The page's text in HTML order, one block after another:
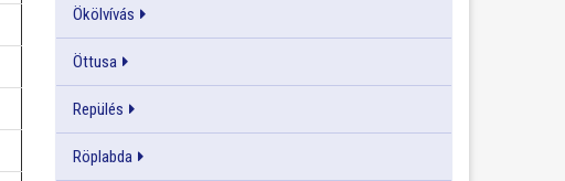
Ökölvívás
Öttusa
Repülés
Röplabda